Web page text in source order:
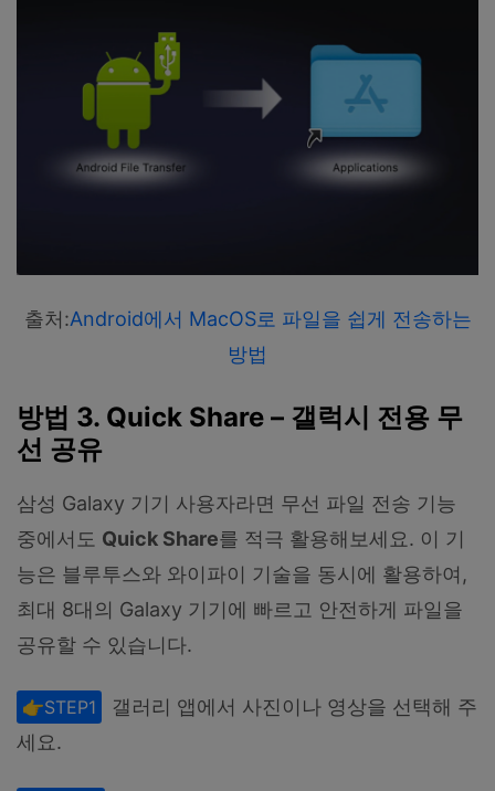
출처:Android에서 MacOS로 파일을 쉽게 전송하는
방법
방법 3. Quick Share – 갤럭시 전용 무
선 공유
삼성 Galaxy 기기 사용자라면 무선 파일 전송 기능
중에서도 Quick Share를 적극 활용해보세요. 이 기
능은 블루투스와 와이파이 기술을 동시에 활용하여,
최대 8대의 Galaxy 기기에 빠르고 안전하게 파일을
공유할 수 있습니다.
👉STEP1
갤러리 앱에서 사진이나 영상을 선택해 주
세요.